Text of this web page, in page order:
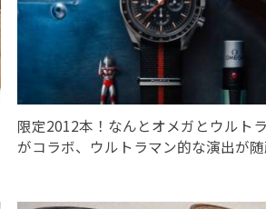
限定2012本！なんとオメガとウルト
がコラボ、ウルトラマン的な演出が随